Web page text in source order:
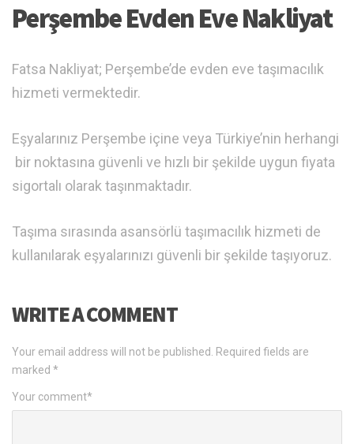
Perşembe Evden Eve Nakliyat
Fatsa Nakliyat; Perşembe’de evden eve taşımacılık
hizmeti vermektedir.
Eşyalarınız Perşembe içine veya Türkiye’nin herhangi
bir noktasına güvenli ve hızlı bir şekilde uygun fiyata
sigortalı olarak taşınmaktadır.
Taşıma sırasında asansörlü taşımacılık hizmeti de
kullanılarak eşyalarınızı güvenli bir şekilde taşıyoruz.
WRITE A COMMENT
Your email address will not be published.
Required fields are
marked *
Your comment*